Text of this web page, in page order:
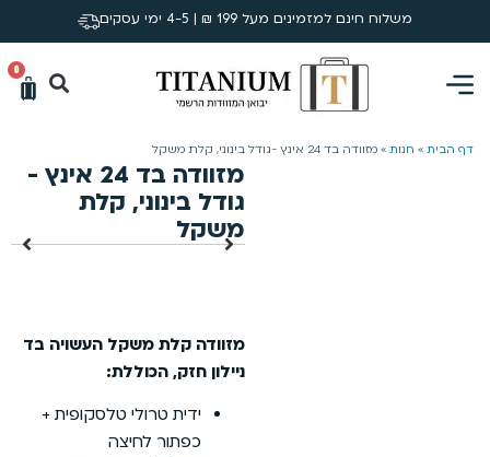
משלוח חינם למזמינים מעל 199 ₪ | 4-5 ימי עסקים
0
דף הבית » חנות » מזוודה בד 24 אינץ -גודל בינוני, קלת משקל
מזוודה בד 24 אינץ -
גודל בינוני, קלת
משקל
מזוודה קלת משקל העשויה בד
ניילון חזק, הכוללת:
ידית טרולי טלסקופית +
כפתור לחיצה